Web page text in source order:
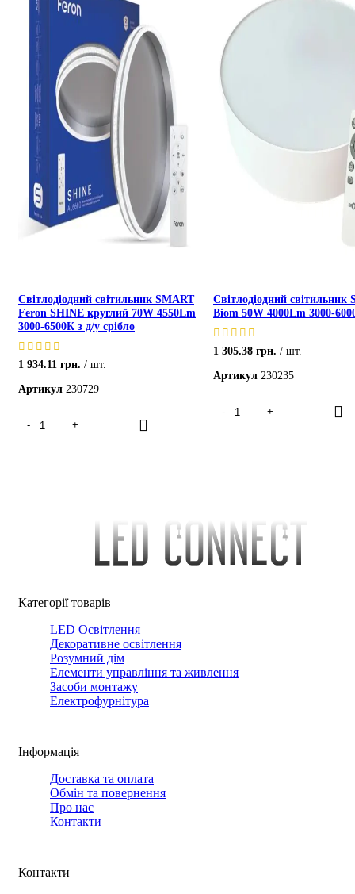
Світлодіодний світильник SMART
Feron SHINE круглий 70W 4550Lm
3000-6500К з д/у срібло
1 934.11 грн.
шт.
Артикул 230729
Світлодіодний світильник
Biom 50W 4000Lm 3000-
1 305.38 грн.
шт.
Артикул 230235
Категорії товарів
LED Освітлення
Декоративне освітлення
Розумний дім
Елементи управління та живлення
Засоби монтажу
Електрофурнітура
Інформація
Доставка та оплата
Обмін та повернення
Про нас
Контакти
Контакти